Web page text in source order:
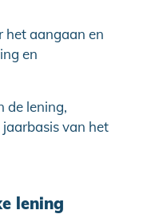
het aangaan en
en
de lening,
van het
lening